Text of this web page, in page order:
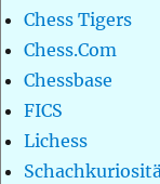
Chess Tigers
Chess.Com
Chessbase
FICS
Lichess